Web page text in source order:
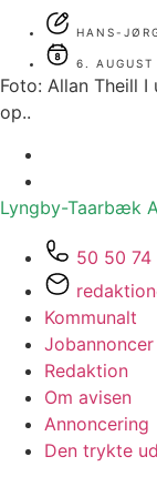
HANS-
6.
Foto: Allan Theill
op..
Lyngby-Taarbæk
50 50 74
Kommunalt
Jobannoncer
Redaktion
Om avisen
Annoncering
Den trykte